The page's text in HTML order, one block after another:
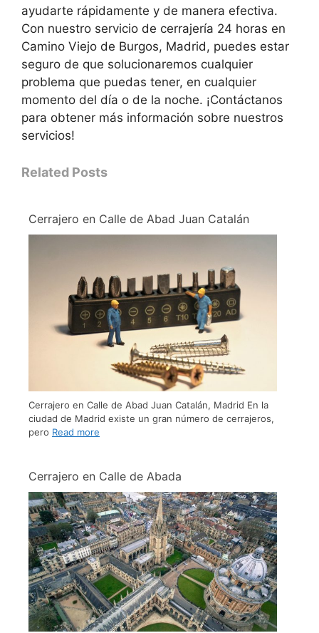
ayudarte rápidamente y de manera efectiva.
Con nuestro servicio de cerrajería 24 horas en
Camino Viejo de Burgos, Madrid, puedes estar
seguro de que solucionaremos cualquier
problema que puedas tener, en cualquier
momento del día o de la noche. ¡Contáctanos
para obtener más información sobre nuestros
servicios!
Related Posts
Cerrajero en Calle de Abad Juan Catalán
Cerrajero en Calle de Abad Juan Catalán, Madrid En la
ciudad de Madrid existe un gran número de cerrajeros,
pero Read more
Cerrajero en Calle de Abada